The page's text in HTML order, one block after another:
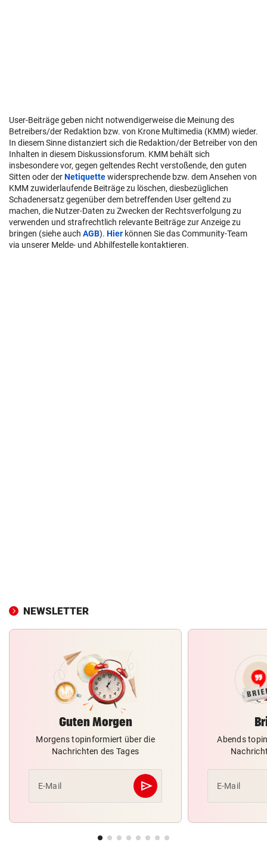
User-Beiträge geben nicht notwendigerweise die Meinung des
Betreibers/der Redaktion bzw. von Krone Multimedia (KMM) wieder.
In diesem Sinne distanziert sich die Redaktion/der Betreiber von den
Inhalten in diesem Diskussionsforum. KMM behält sich
insbesondere vor, gegen geltendes Recht verstoßende, den guten
Sitten oder derNetiquettewidersprechende bzw. dem Ansehen von
KMM zuwiderlaufende Beiträge zu löschen, diesbezüglichen
Schadenersatz gegenüber dem betreffenden User geltend zu
machen, die Nutzer-Daten zu Zwecken der Rechtsverfolgung zu
verwenden und strafrechtlich relevante Beiträge zur Anzeige zu
bringen (siehe auch AGB). Hier können Sie das Community-Team
via unserer Melde- und Abhilfestelle kontaktieren.
NEWSLETTER
Guten Morgen
Morgens topinformiert über die
Nachrichten des Tages
E-Mail send
Abschicken
Abends
E-Mail